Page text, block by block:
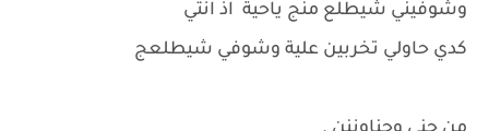
وشوفيني شيطلع منج ياحية اذ انتي
كدي حاولي تخربين علية وشوفي شيطلعج